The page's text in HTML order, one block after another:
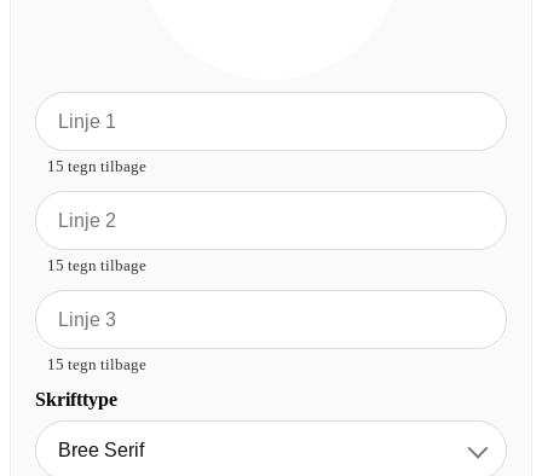
15 tegn tilbage
15 tegn tilbage
15 tegn tilbage
Skrifttype